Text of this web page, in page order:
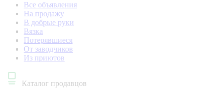
Все объявления
На продажу
В добрые руки
Вязка
Потерявшиеся
От заводчиков
Из приютов
Каталог продавцов